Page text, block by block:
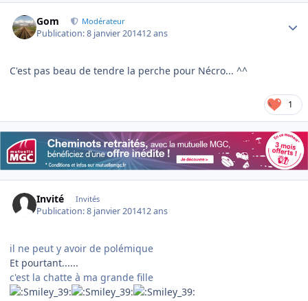
Gom Modérateur
Publication:8 janvier 201412 ans
C'est pas beau de tendre la perche pour Nécro... ^^
1
Invité Invités
Publication:8 janvier 201412 ans
il ne peut y avoir de polémique
Et pourtant......
c'est la chatte à ma grande fille